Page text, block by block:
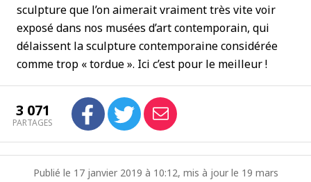
sculpture que l’on aimerait vraiment très vite voir
exposé dans nos musées d’art contemporain, qui
délaissent la sculpture contemporaine considérée
comme trop « tordue ». Ici c’est pour le meilleur !
3 071
PARTAGES
Publié le 17 janvier 2019 à 10:12, mis à jour le 19 mars